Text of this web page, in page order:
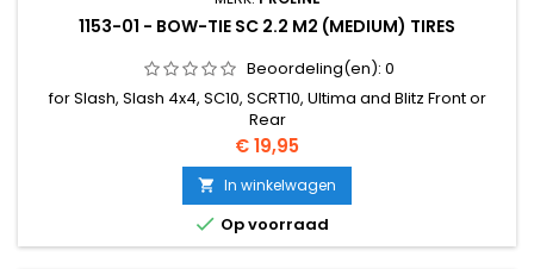
1153-01 - BOW-TIE SC 2.2 M2 (MEDIUM) TIRES
Beoordeling(en): 0
for Slash, Slash 4x4, SC10, SCRT10, Ultima and Blitz Front or
Rear
Prijs
€ 19,95
 In winkelwagen
 Op voorraad